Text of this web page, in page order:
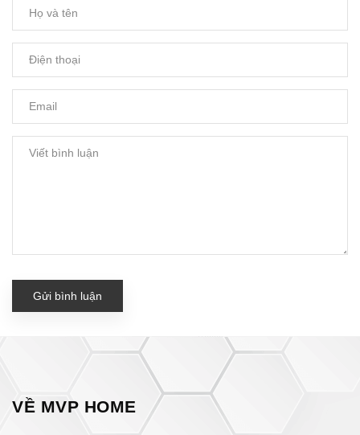
Gửi bình luận
VỀ MVP HOME